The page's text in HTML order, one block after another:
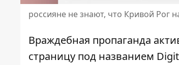
россияне не знают, что Кривой Рог
Враждебная пропаганда
страницу под названием